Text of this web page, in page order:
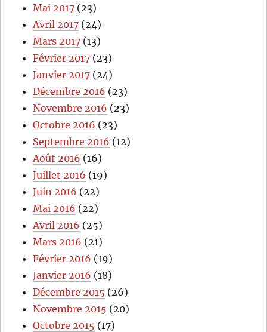
Mai 2017 (23)
Avril 2017 (24)
Mars 2017 (13)
Février 2017 (23)
Janvier 2017 (24)
Décembre 2016 (23)
Novembre 2016 (23)
Octobre 2016 (23)
Septembre 2016 (12)
Août 2016 (16)
Juillet 2016 (19)
Juin 2016 (22)
Mai 2016 (22)
Avril 2016 (25)
Mars 2016 (21)
Février 2016 (19)
Janvier 2016 (18)
Décembre 2015 (26)
Novembre 2015 (20)
Octobre 2015 (17)